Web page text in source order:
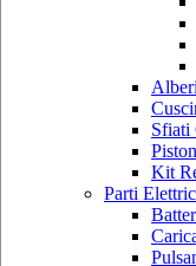
Sfiati
Kit
Parti